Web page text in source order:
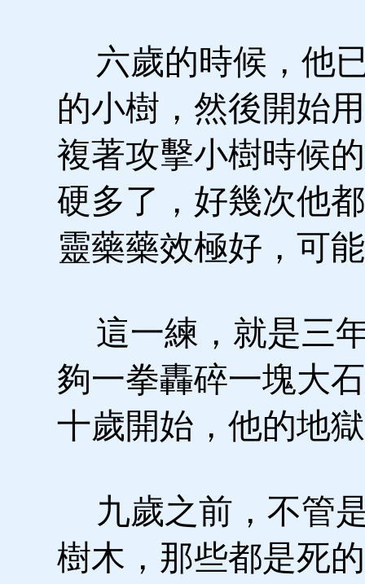
六歲的時候，他
的小樹，然後開始
複著攻擊小樹時候
硬多了，好幾次他
靈藥藥效極好，可
這一練，就是三
夠一拳轟碎一塊大
十歲開始，他的地
九歲之前，不管
樹木，那些都是死